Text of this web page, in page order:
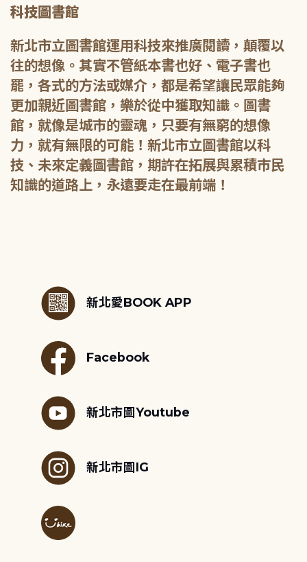
科技圖書館
新北市立圖書館運用科技來推廣閱讀，顛覆以
往的想像。其實不管紙本書也好、電子書也
罷，各式的方法或媒介，都是希望讓民眾能夠
更加親近圖書館，樂於從中獲取知識。圖書
館，就像是城市的靈魂，只要有無窮的想像
力，就有無限的可能！新北市立圖書館以科
技、未來定義圖書館，期許在拓展與累積市民
知識的道路上，永遠要走在最前端！
新北愛BOOK APP
Facebook
新北市圖Youtube
新北市圖IG